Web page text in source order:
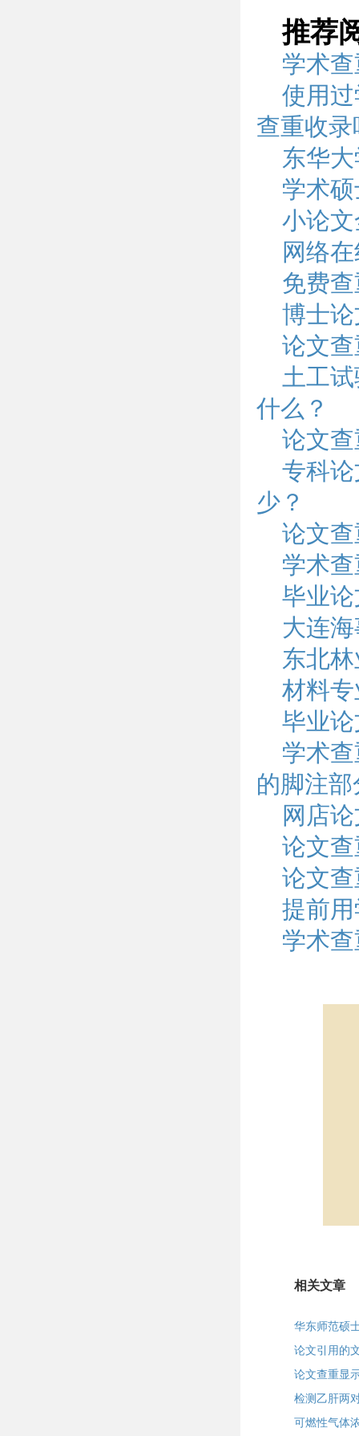
推荐
学术
使用
查重收录
东华
学术
小论
网络
免费
博士
论文
土工
什么？
论文
专科
少？
论文
学术
毕业
大连
东北
材料
毕业
学术
的脚注
网店
论文
论文
提前
学术
相关文章
华东师范硕
论文引用的
论文查重显
检测乙肝两
可燃性气体